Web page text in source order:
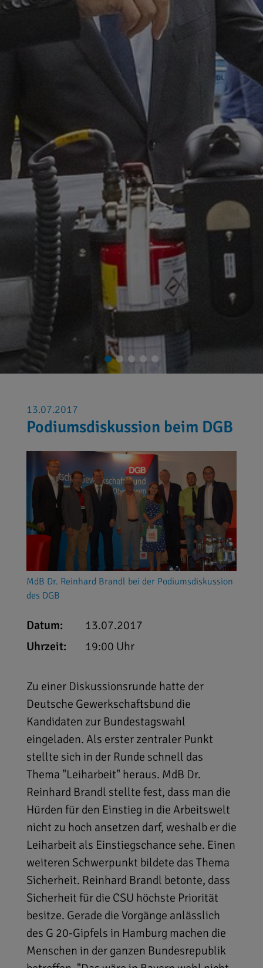
13.07.2017
Podiumsdiskussion beim DGB
MdB Dr. Reinhard Brandl bei der Podiumsdiskussion
des DGB
Datum:
13.07.2017
Uhrzeit:
19:00 Uhr
Zu einer Diskussionsrunde hatte der
Deutsche Gewerkschaftsbund die
Kandidaten zur Bundestagswahl
eingeladen. Als erster zentraler Punkt
stellte sich in der Runde schnell das
Thema "Leiharbeit" heraus. MdB Dr.
Reinhard Brandl stellte fest, dass man die
Hürden für den Einstieg in die Arbeitswelt
nicht zu hoch ansetzen darf, weshalb er die
Leiharbeit als Einstiegschance sehe. Einen
weiteren Schwerpunkt bildete das Thema
Sicherheit. Reinhard Brandl betonte, dass
Sicherheit für die CSU höchste Priorität
besitze. Gerade die Vorgänge anlässlich
des G 20-Gipfels in Hamburg machen die
Menschen in der ganzen Bundesrepublik